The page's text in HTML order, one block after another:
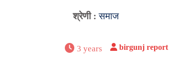
श्रेणी :समाज
3 years birgunj report